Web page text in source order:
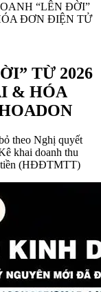
“LÊN ĐỜI”
ĐƠN ĐIỆN TỬ
TỪ 2026
& HÓA
theo Nghị quyết
khai doanh thu
tiền (HĐĐTMTT)